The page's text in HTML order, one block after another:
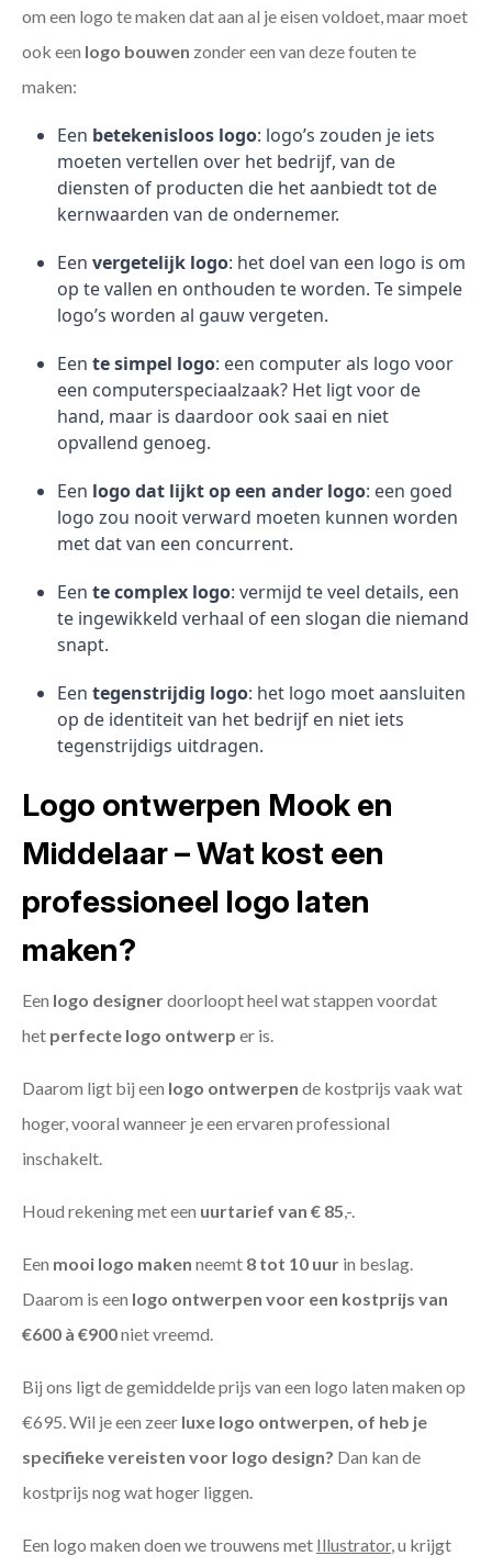
om een logo te maken dat aan al je eisen voldoet, maar moet
ook een logo bouwen zonder een van deze fouten te
maken:
Een betekenisloos logo: logo’s zouden je iets
moeten vertellen over het bedrijf, van de
diensten of producten die het aanbiedt tot de
kernwaarden van de ondernemer.
Een vergetelijk logo: het doel van een logo is om
op te vallen en onthouden te worden. Te simpele
logo’s worden al gauw vergeten.
Een te simpel logo: een computer als logo voor
een computerspeciaalzaak? Het ligt voor de
hand, maar is daardoor ook saai en niet
opvallend genoeg.
Een logo dat lijkt op een ander logo: een goed
logo zou nooit verward moeten kunnen worden
met dat van een concurrent.
Een te complex logo: vermijd te veel details, een
te ingewikkeld verhaal of een slogan die niemand
snapt.
Een tegenstrijdig logo: het logo moet aansluiten
op de identiteit van het bedrijf en niet iets
tegenstrijdigs uitdragen.
Logo ontwerpen Mook en
Middelaar – Wat kost een
professioneel logo laten
maken?
Een logo designerdoorloopt heel wat stappen voordat
het perfecte logo ontwerp er is.
Daarom ligt bij een logo ontwerpen de kostprijs vaak wat
hoger, vooral wanneer je een ervaren professional
inschakelt.
Houd rekening met een uurtarief van € 85,-.
Een mooi logo maken neemt 8 tot 10 uur in beslag.
Daarom is een logo ontwerpen voor een kostprijs van
€600 à €900niet vreemd.
Bij ons ligt de gemiddelde prijs van een logo laten maken op
€695. Wil je een zeer luxe logo ontwerpen, of heb je
specifieke vereisten voor logo design? Dan kan de
kostprijs nog wat hoger liggen.
Een logo maken doen we trouwens met Illustrator, u krijgt